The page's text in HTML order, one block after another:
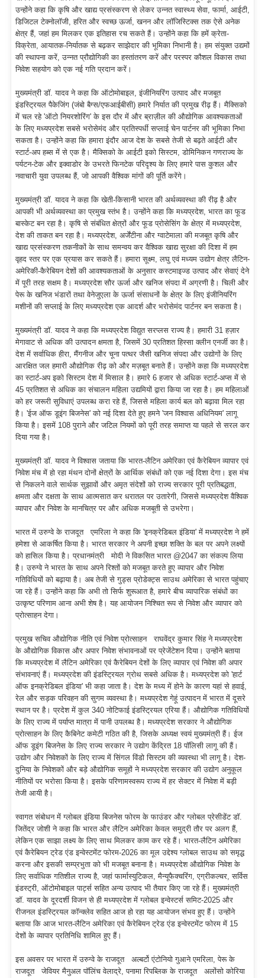
उन्होंने कहा कि कृषि और खाद्य प्रसंस्करण से लेकर उन्नत स्वास्थ्य सेवा, फार्मा, आईटी,
डिजिटल टेक्नोलॉजी, हरित और स्वच्छ ऊर्जा, खनन और लॉजिस्टिक्स तक ऐसे अनेक
क्षेत्र हैं, जहां हम मिलकर एक इतिहास रच सकते हैं। उन्होंने कहा कि हमें क्रेता-
विक्रेता, आयातक-निर्यातक से बढ़कर साझेदार की भूमिका निभानी है। हम संयुक्त उद्यमों
की स्थापना करें, उन्नत प्रौद्योगिकी का हस्तांतरण करें और परस्पर कौशल विकास तथा
निवेश सहयोग को एक नई गति प्रदान करें।
मुख्यमंत्री डॉ. यादव ने कहा कि ऑटोमोबाइल, इंजीनियरिंग उत्पाद और मजबूत
इंडस्ट्रियल पैकेजिंग (जंबो बैग्स/एफआईबीसी) हमारे निर्यात की प्रमुख रीढ़ हैं। मैक्सिको
में चल रहे 'ऑटो नियरशोरिंग' के इस दौर में और ब्राज़ील की औद्योगिक आवश्यकताओं
के लिए मध्यप्रदेश सबसे भरोसेमंद और प्रतिस्पर्धी सप्लाई चेन पार्टनर की भूमिका निभा
सकता है। उन्होंने कहा कि हमारा इंदौर आज देश के सबसे तेजी से बढ़ते आईटी और
स्टार्ट-अप हब्स में से एक है। मैक्सिको के आईटी इको सिस्टम, डोमिनिकन गणराज्य के
पर्यटन-टेक और इक्वाडोर के उभरते फिनटेक परिदृश्य के लिए हमारे पास कुशल और
नवाचारी युवा उपलब्ध हैं, जो आपकी वैश्विक मांगों की पूर्ति करेंगे।
मुख्यमंत्री डॉ. यादव ने कहा कि खेती-किसानी भारत की अर्थव्यवस्था की रीढ़ है और
आपकी भी अर्थव्यवस्था का प्रमुख स्तंभ है। उन्होंने कहा कि मध्यप्रदेश, भारत का फूड
बास्केट बन रहा है। कृषि से संबंधित क्षेत्रों और फूड प्रोसेसिंग के क्षेत्र में मध्यप्रदेश,
देश की ताकत बन रहा है। मध्यप्रदेश, अर्जेंटीना और ग्वाटेमाला की मजबूत कृषि और
खाद्य प्रसंस्करण तकनीकों के साथ समन्वय कर वैश्विक खाद्य सुरक्षा की दिशा में हम
वृहद स्तर पर एक प्रयास कर सकते हैं। हमारा सूक्ष्म, लघु एवं मध्यम उद्योग क्षेत्र लैटिन-
अमेरिकी-कैरेबियन देशों की आवश्यकताओं के अनुसार कस्टमाइज्ड उत्पाद और सेवाएं देने
में पूरी तरह सक्षम है। मध्यप्रदेश सौर ऊर्जा और खनिज संपदा में अग्रणी है। चिली और
पेरू के खनिज भंडारों तथा वेनेजुएला के ऊर्जा संसाधनों के क्षेत्र के लिए इंजीनियरिंग
मशीनों की सप्लाई के लिए मध्यप्रदेश एक आदर्श और भरोसेमंद पार्टनर बन सकता है।
मुख्यमंत्री डॉ. यादव ने कहा कि मध्यप्रदेश विद्युत सरप्लस राज्य है। हमारी 31 हज़ार
मेगावाट से अधिक की उत्पादन क्षमता है, जिसमें 30 प्रतिशत हिस्सा क्लीन एनर्जी का है।
देश में सर्वाधिक हीरा, मैंगनीज और चूना पत्थर जैसी खनिज संपदा और उद्योगों के लिए
आरक्षित जल हमारी औद्योगिक रीढ़ को और मज़बूत बनाते हैं। उन्होंने कहा कि मध्यप्रदेश
का स्टार्ट-अप इको सिस्टम देश में मिसाल है। हमारे 6 हजार से अधिक स्टार्ट-अप्स में से
45 प्रतिशत से अधिक का संचालन महिला उद्यमियों द्वारा किया जा रहा है। हम महिलाओं
को हर जरूरी सुविधाएं उपलब्ध करा रहे हैं, जिससे महिला कार्य बल को बढ़ावा मिल रहा
है। 'ईज ऑफ डूइंग बिजनेस' को नई दिशा देते हुए हमने 'जन विश्वास अधिनियम' लागू
किया है। इसमें 108 पुराने और जटिल नियमों को पूरी तरह समाप्त या पहले से सरल कर
दिया गया है।
मुख्यमंत्री डॉ. यादव ने विश्वास जताया कि भारत-लैटिन अमेरिका एवं कैरेबियन व्यापार एवं
निवेश मंच में हो रहा मंथन दोनों क्षेत्रों के आर्थिक संबंधों को एक नई दिशा देगा। इस मंच
से निकलने वाले सार्थक सुझावों और अमृत संदेशों को राज्य सरकार पूरी प्रतिबद्धता,
क्षमता और दक्षता के साथ आत्मसात कर धरातल पर उतारेगी, जिससे मध्यप्रदेश वैश्विक
व्यापार और निवेश के मानचित्र पर और अधिक मजबूती से उभरेगा।
भारत में उरुग्वे के राजदूत एमरिला ने कहा कि 'इनक्रेडिबल इंडिया' में मध्यप्रदेश ने हमें
हमेशा से आकर्षित किया है। भारत सरकार ने अपनी इच्छा शक्ति के बल पर अपने लक्ष्यों
को हासिल किया है। प्रधानमंत्री मोदी ने विकसित भारत @2047 का संकल्प लिया
है। उरुग्वे ने भारत के साथ अपने रिश्तों को मजबूत करते हुए व्यापार और निवेश
गतिविधियों को बढ़ाया है। अब तेजी से गुड्स प्रोडेक्ट्स साउथ अमेरिका से भारत पहुंचाए
जा रहे हैं। उन्होंने कहा कि अभी तो सिर्फ शुरूआत है, हमारे बीच व्यापारिक संबंधों का
उत्कृष्ट परिणाम आना अभी शेष है। यह आयोजन निश्चित रूप से निवेश और व्यापार को
प्रोत्साहन देगा।
प्रमुख सचिव औद्योगिक नीति एवं निवेश प्रोत्साहन राघवेंद्र कुमार सिंह ने मध्यप्रदेश
के औद्योगिक विकास और अपार निवेश संभावनाओं पर प्रेजेंटेशन दिया। उन्होंने बताया
कि मध्यप्रदेश में लैटिन अमेरिका एवं कैरेबियन देशों के लिए व्यापार एवं निवेश की अपार
संभावनाएं हैं। मध्यप्रदेश की इंडस्ट्रियल ग्रोथ सबसे अधिक है। मध्यप्रदेश को 'हार्ट
ऑफ इनक्रेडिबल इंडिया' भी कहा जाता है। देश के मध्य में होने के कारण यहां से हवाई,
रेल और सड़क परिवहन की सुगम व्यवस्था है। मध्यप्रदेश गेहूं उत्पादन में भारत में दूसरे
स्थान पर है। प्रदेश में कुल 340 नोटिफाई इंडस्ट्रियल एरिया हैं। औद्योगिक गतिविधियों
के लिए राज्य में पर्याप्त मात्रा में पानी उपलब्ध है। मध्यप्रदेश सरकार ने औद्योगिक
प्रोत्साहन के लिए कैबिनेट कमेटी गठित की है, जिसके अध्यक्ष स्वयं मुख्यमंत्री हैं। ईज
ऑफ डूइंग बिजनेस के लिए राज्य सरकार ने उद्योग केंद्रित 18 पॉलिसी लागू की हैं।
उद्योग और निवेशकों के लिए राज्य में सिंगल विंडो सिस्टम की व्यवस्था भी लागू है। देश-
दुनिया के निवेशकों और बड़े औद्योगिक समूहों ने मध्यप्रदेश सरकार की उद्योग अनुकूल
नीतियों पर भरोसा किया है। इसके परिणामस्वरूप राज्य में हर सेक्टर में निवेश में बड़ी
तेजी आयी है।
स्वागत संबोधन में ग्लोबल इंडिया बिजनेस फोरम के फाउंडर और ग्लोबल प्रेसीडेंट डॉ.
जितेंद्र जोशी ने कहा कि भारत और लैटिन अमेरिका केवल समुद्री तौर पर अलग हैं,
लेकिन एक साझा लक्ष्य के लिए साथ मिलकर काम कर रहे हैं। भारत-लैटिन अमेरिका
एवं कैरेबियन ट्रेड एंड इन्वेस्टमेंट फोरम-2026 का मूल उद्देश्य ग्लोबल साउथ को समृद्ध
करना और इसकी सम्प्रभुता को भी मजबूत बनाना है। मध्यप्रदेश औद्योगिक निवेश के
लिए सर्वाधिक गतिशील राज्य है, जहां फार्मास्युटिकल, मैन्यूफैक्चरिंग, एग्रीकल्चर, सर्विस
इंडस्ट्री, ऑटोमोबाइल पार्ट्स सहित अन्य उत्पाद भी तैयार किए जा रहे हैं। मुख्यमंत्री
डॉ. यादव के दूरदर्शी विजन से ही मध्यप्रदेश में ग्लोबल इन्वेस्टर्स समिट-2025 और
रीजनल इंडस्ट्रियल कॉन्क्लेव सहित आज हो रहा यह आयोजन संभव हुए हैं। उन्होंने
बताया कि आज भारत-लैटिन अमेरिका एवं कैरेबियन ट्रेड एंड इन्वेस्टमेंट फोरम में 15
देशों के व्यापार प्रतिनिधि शामिल हुए हैं।
इस अवसर पर भारत में उरुग्वे के राजदूत अल्बर्टो एंटोनियो गुआने एमरिला, पेरू के
राजदूत जेवियर मैनुअल पॉलिंच वेलाद्रे, पनामा रिपब्लिक के राजदूत अलोंसो कोरिया